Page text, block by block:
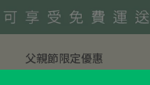
父親節限定優惠